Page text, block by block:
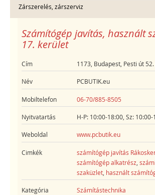
Zárszerelés, zárszerviz
Számítógép javítás, használt
17. kerület
Cím 1173, Budapest, Pesti út
Név PCBUTIK.eu
Mobiltelefon 06-70/885-8505
Nyitvatartás H-P: 10:00-18:00, Sz:
Weboldal www.pcbutik.eu
Cimkék számítógép javítás
számítógép alkatrész ,
szaküzlet használt
Kategória Számítástechnika